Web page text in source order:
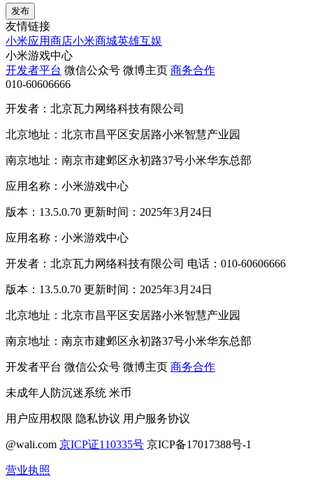
发布
友情链接
小米应用商店小米商城英雄互娱
小米游戏中心
开发者平台 微信公众号 微博主页 商务合作
010-60606666
开发者：北京瓦力网络科技有限公司
北京地址：北京市昌平区安居路小米智慧产业园
南京地址：南京市建邺区永初路37号小米华东总部
应用名称：小米游戏中心
版本：13.5.0.70 更新时间：2025年3月24日
应用名称：小米游戏中心
开发者：北京瓦力网络科技有限公司 电话：010-60606666
版本：13.5.0.70 更新时间：2025年3月24日
北京地址：北京市昌平区安居路小米智慧产业园
南京地址：南京市建邺区永初路37号小米华东总部
开发者平台 微信公众号 微博主页 商务合作
未成年人防沉迷系统 米币
用户应用权限 隐私协议 用户服务协议
@wali.com 京ICP证110335号 京ICP备17017388号-1
营业执照